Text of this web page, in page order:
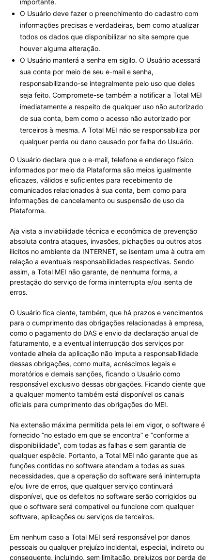
O Usuário deve fazer o preenchimento do cadastro com
informações precisas e verdadeiras, bem como atualizar
todos os dados que disponibilizar no site sempre que
houver alguma alteração.
O Usuário manterá a senha em sigilo. O Usuário acessará
sua conta por meio de seu e-mail e senha,
responsabilizando-se integralmente pelo uso que deles
seja feito. Compromete-se também a notificar a Total MEI
imediatamente a respeito de qualquer uso não autorizado
de sua conta, bem como o acesso não autorizado por
terceiros à mesma. A Total MEI não se responsabiliza por
qualquer perda ou dano causado por falha do Usuário.
O Usuário declara que o e-mail, telefone e endereço físico
informados por meio da Plataforma são meios igualmente
eficazes, válidos e suficientes para recebimento de
comunicados relacionados à sua conta, bem como para
informações de cancelamento ou suspensão de uso da
Plataforma.
Aja vista a inviabilidade técnica e econômica de prevenção
absoluta contra ataques, invasões, pichações ou outros atos
ilícitos no ambiente da INTERNET, se isentam uma à outra em
relação a eventuais responsabilidades respectivas. Sendo
assim, a Total MEI não garante, de nenhuma forma, a
prestação do serviço de forma ininterrupta e/ou isenta de
erros.
O Usuário fica ciente, também, que há prazos e vencimentos
para o cumprimento das obrigações relacionadas à empresa,
como o pagamento do DAS e envio da declaração anual de
faturamento, e a eventual interrupção dos serviços por
vontade alheia da aplicação não imputa a responsabilidade
dessas obrigações, como multa, acréscimos legais e
moratórios e demais sanções, ficando o Usuário como
responsável exclusivo dessas obrigações. Ficando ciente que
a qualquer momento também está disponível os canais
oficiais para cumprimento das obrigações do MEI.
Na extensão máxima permitida pela lei em vigor, o software é
fornecido “no estado em que se encontra” e “conforme a
disponibilidade”, com todas as falhas e sem garantia de
qualquer espécie. Portanto, a Total MEI não garante que as
funções contidas no software atendam a todas as suas
necessidades, que a operação do software será ininterrupta
e/ou livre de erros, que qualquer serviço continuará
disponível, que os defeitos no software serão corrigidos ou
que o software será compatível ou funcione com qualquer
software, aplicações ou serviços de terceiros.
Em nenhum caso a Total MEI será responsável por danos
pessoais ou qualquer prejuízo incidental, especial, indireto ou
consequente, incluindo, sem limitação, prejuízos por perda de